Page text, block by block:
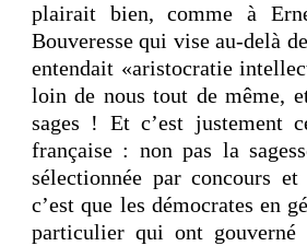
plairait bien, comme à
Bouveresse qui vise au-delà
entendait «aristocratie
loin de nous tout de même,
sages ! Et c’est justement
française : non pas la
sélectionnée par concours
c’est que les démocrates en
particulier qui ont gouverné